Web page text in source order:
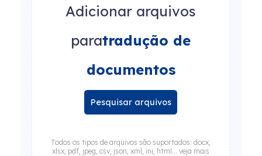
Adicionar arquivos
paratradução de
documentos
Pesquisar arquivos
Todos os tipos de arquivos são suportados: docx,
xlsx, pdf, jpeg, csv, json, xml, ini, html... veja mais